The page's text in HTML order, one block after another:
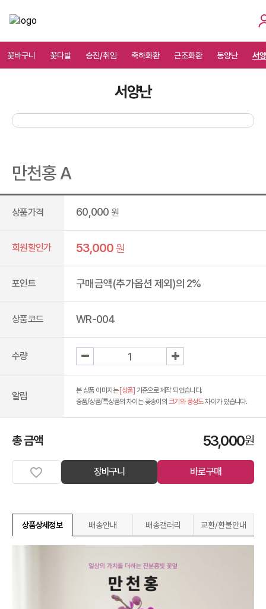
꽃바구니 꽃다발 승진/취임 축하화환 근조화환 동양난 서
서양난
만천홍 A
상품가격 60,000 원
회원할인가 53,000원
포인트 구매금액(추가옵션 제외)의 2%
상품코드 WR-004
수량
알림 본 상품 이미지는 [상품] 기준으로 제작 되었습니다.
중품/상품/특상품의 차이는 꽃송이의 크기와 풍성도차이가 있습니다.
총 금액 53,000원
장바구니 바로구매
상품상세정보 배송안내 배송갤러리 교환/환불안내